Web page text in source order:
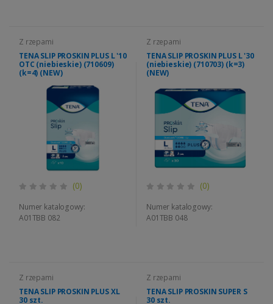
Z rzepami
TENA SLIP PROSKIN PLUS L '10
OTC (niebieskie) (710609)
(k=4) (NEW)
(0)
Numer katalogowy:
A01TBB 082
Z rzepami
TENA SLIP PROSKIN PLUS L '30
(niebieskie) (710703) (k=3)
(NEW)
(0)
Numer katalogowy:
A01TBB 048
Z rzepami
TENA SLIP PROSKIN PLUS XL
30 szt.
Z rzepami
TENA SLIP PROSKIN SUPER S
30 szt.